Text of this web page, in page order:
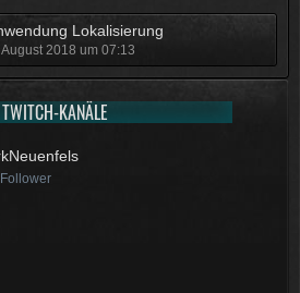
Lokalisierung
August 2018 um 07:13
TWITCH-KANÄLE
Follower